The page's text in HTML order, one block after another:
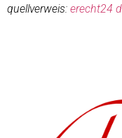
quellverweis: erecht24